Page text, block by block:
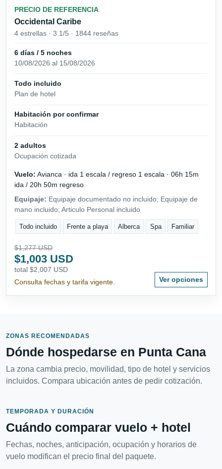
PRECIO DE REFERENCIA
Occidental Caribe
4 estrellas · 3.1/5 · 1844 reseñas
6 días / 5 noches
10/08/2026 al 15/08/2026
Todo incluido
Plan de hotel
Habitación por confirmar
Habitación
2 adultos
Ocupación cotizada
Vuelo: Avianca · ida 1 escala / regreso 1 escala · 06h 15m
ida / 20h 50m regreso
Equipaje: Equipaje documentado no incluido; Equipaje de
mano incluido; Articulo Personal incluido
Todo incluido Frente a playa Alberca Spa Familiar
$1,277 USD
$1,003 USD
total $2,007 USD
Consulta fechas y tarifa vigente.
Ver opciones
ZONAS RECOMENDADAS
Dónde hospedarse en Punta Cana
La zona cambia precio, movilidad, tipo de hotel y servicios
incluidos. Compara ubicación antes de pedir cotización.
TEMPORADA Y DURACIÓN
Cuándo comparar vuelo + hotel
Fechas, noches, anticipación, ocupación y horarios de
vuelo modifican el precio final del paquete.